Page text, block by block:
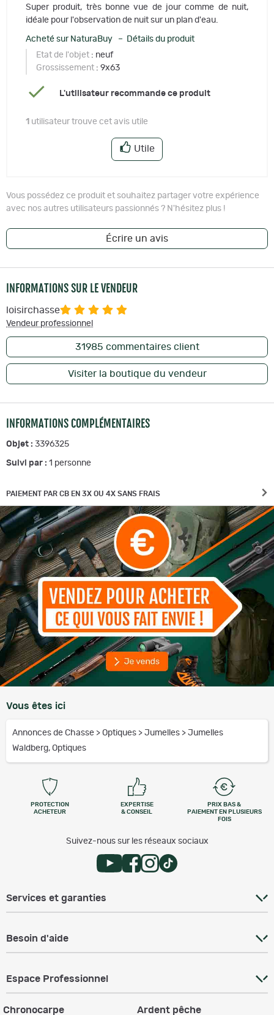
Super produit, très bonne vue de jour comme de nuit,
idéale pour l'observation de nuit sur un plan d'eau.
Acheté sur NaturaBuy – Détails du produit
Etat de l'objet : neuf
Grossissement : 9x63
L'utilisateur recommande ce produit
1 utilisateur trouve cet avis utile
Utile
Vous possédez ce produit et souhaitez partager votre expérience
avec nos autres utilisateurs passionnés ? N'hésitez plus !
Écrire un avis
INFORMATIONS SUR LE VENDEUR
loisirchasse
Vendeur professionnel
31985 commentaires client
Visiter la boutique du vendeur
INFORMATIONS COMPLÉMENTAIRES
Objet : 3396325
Suivi par : 1 personne
PAIEMENT PAR CB EN 3X OU 4X SANS FRAIS
Vous êtes ici
Annonces de Chasse > Optiques > Jumelles > Jumelles
Waldberg, Optiques
PROTECTION
ACHETEUR
EXPERTISE
& CONSEIL
PRIX BAS &
PAIEMENT EN PLUSIEURS
FOIS
Suivez-nous sur les réseaux sociaux
Services et garanties
Besoin d'aide
Espace Professionnel
Chronocarpe Ardent pêche